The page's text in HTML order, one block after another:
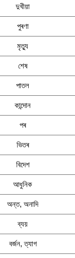
দুখীয়া
পুৰণা
মৃত্যু
শেষ
পাতল
কান্দোন
পৰ
ভিতৰ
বিদেশ
আধুনিক
অন্ত, অনাদি
ব্যয়
বৰ্জন, ত্যাগ